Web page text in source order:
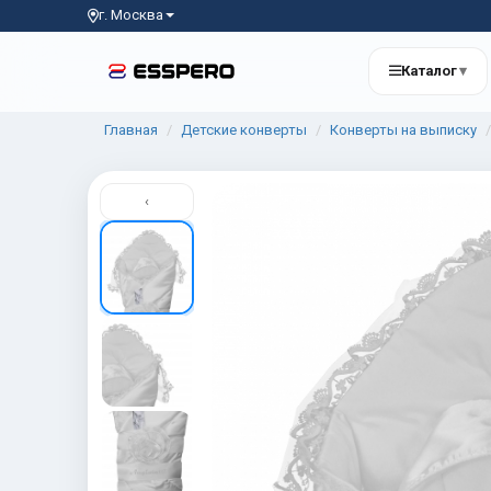
г. Москва
Каталог▾
Главная Детские конверты Конверты на выписку
‹